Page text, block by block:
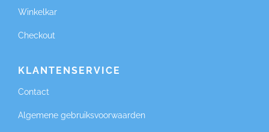
Winkelkar
Checkout
KLANTENSERVICE
Contact
Algemene gebruiksvoorwaarden